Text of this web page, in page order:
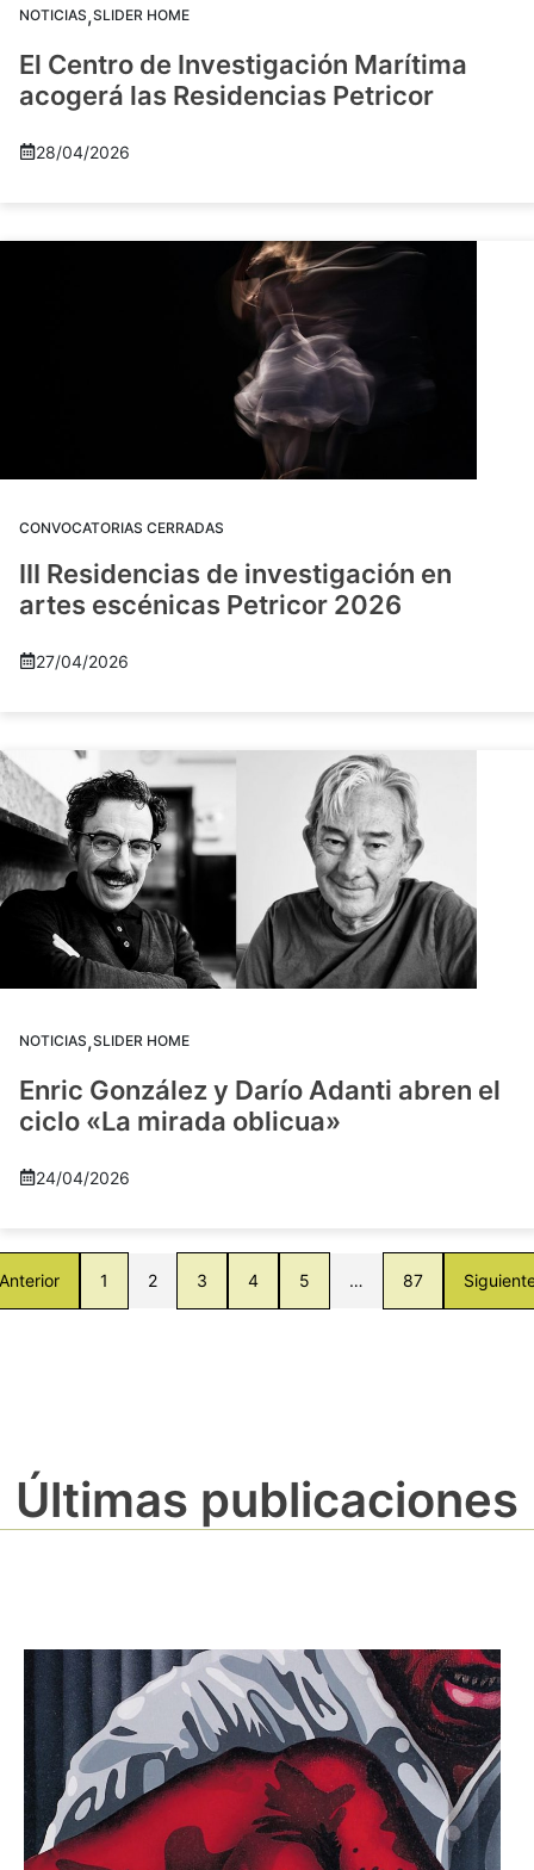
NOTICIAS,SLIDER HOME
El Centro de Investigación Marítima
acogerá las Residencias Petricor
28/04/2026
CONVOCATORIAS CERRADAS
III Residencias de investigación en
artes escénicas Petricor 2026
27/04/2026
NOTICIAS,SLIDER HOME
Enric González y Darío Adanti abren el
ciclo «La mirada oblicua»
24/04/2026
1 2 3 4 5 … 87
Últimas publicaciones